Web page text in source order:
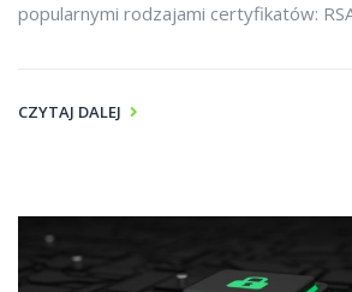
popularnymi rodzajami certyfikatów:
CZYTAJ DALEJ